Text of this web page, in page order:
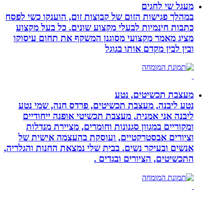
מעגל שי לחגים
במהלך פגישות הזום של קבוצות זום, הוענקו כשי לפסח
כתבות חינמיות לבעלי מקצוע שונים. כל בעל מקצוע
מציג מאמר מקצועי מסוגנן המשקף את תחום עיסוקו
ובין לבין מקדם אותו בגוגל
מעצבת תכשיטים, נטע
נטע ליבנה, מעצבת תכשיטים, פרדס חנה, שמי נטע
ליבנה אני אמנית, מעצבת תכשיטי אופנה ייחודיים
ומקוריים במגוון סגנונות וחומרים, מציירת מנדלות
וציורים אבסטרקטיים, ועוסקת בהעצמה אישית של
אנשים ובעיקר נשים. בבית שלי נמצאת החנות והגלריה,
התכשיטים, הציורים ובגדים .